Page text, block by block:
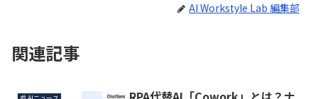
AI Workstyle Lab 編集部
関連記事